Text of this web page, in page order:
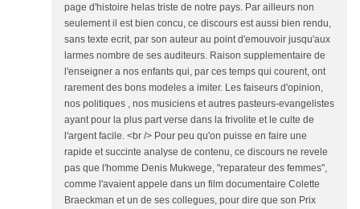
page d'histoire helas triste de notre pays. Par ailleurs non
seulement il est bien concu, ce discours est aussi bien rendu,
sans texte ecrit, par son auteur au point d'emouvoir jusqu'aux
larmes nombre de ses auditeurs. Raison supplementaire de
l'enseigner a nos enfants qui, par ces temps qui courent, ont
rarement des bons modeles a imiter. Les faiseurs d'opinion,
nos politiques , nos musiciens et autres pasteurs-evangelistes
ayant pour la plus part verse dans la frivolite et le culte de
l'argent facile. <br /> Pour peu qu'on puisse en faire une
rapide et succinte analyse de contenu, ce discours ne revele
pas que l'homme Denis Mukwege, "reparateur des femmes",
comme l'avaient appele dans un film documentaire Colette
Braeckman et un de ses collegues, pour dire que son Prix